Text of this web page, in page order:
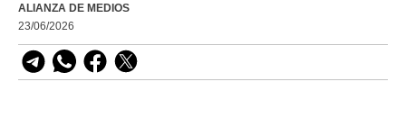
ALIANZA DE MEDIOS
23/06/2026